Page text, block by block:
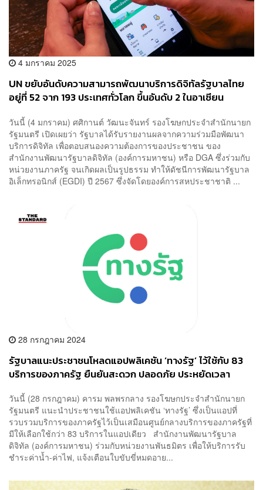
4 มกราคม 2025
UN ขยับอันดับความสามารถพัฒนาบริการดิจิทัลรัฐบาลไทย
อยู่ที่ 52 จาก 193 ประเทศทั่วโลก ขึ้นอันดับ 2 ในอาเซียน
วันนี้ (4 มกราคม) ศศิกานต์ วัฒนะจันทร์ รองโฆษกประจำสำนักนายก
รัฐมนตรี เปิดเผยว่า รัฐบาลได้รับรายงานผลจากความร่วมมือพัฒนา
บริการดิจิทัล เพื่อตอบสนองความต้องการของประชาชน ของ
สำนักงานพัฒนารัฐบาลดิจิทัล (องค์การมหาชน) หรือ DGA ซึ่งร่วมกับ
หน่วยงานภาครัฐ จนเกิดผลเป็นรูปธรรม ทำให้ดัชนีการพัฒนารัฐบาล
อิเล็กทรอนิกส์ (EGDI) ปี 2567 ซึ่งจัดโดยองค์การสหประชาชาติ ...
28 กรกฎาคม 2024
รัฐบาลแนะประชาชนโหลดแอปพลิเคชัน ‘ทางรัฐ’ ไว้ใช้กับ 83
บริการของภาครัฐ ยืนยันสะดวก ปลอดภัย ประหยัดเวลา
วันนี้ (28 กรกฎาคม) คารม พลพรกลาง รองโฆษกประจำสำนักนายก
รัฐมนตรี แนะนำประชาชนใช้แอปพลิเคชัน ‘ทางรัฐ’ ซึ่งเป็นแอปที่
รวบรวมบริการของภาครัฐไว้เป็นเสมือนศูนย์กลางบริการของภาครัฐที่
มีให้เลือกใช้กว่า 83 บริการในแอปเดียว สำนักงานพัฒนารัฐบาล
ดิจิทัล (องค์การมหาชน) ร่วมกับหน่วยงานพันธมิตร เพื่อให้บริการรับ
ชำระค่าน้ำ-ค่าไฟ, แจ้งเตือนใบขับขี่หมดอาย...